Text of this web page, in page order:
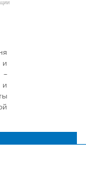
и
–
и